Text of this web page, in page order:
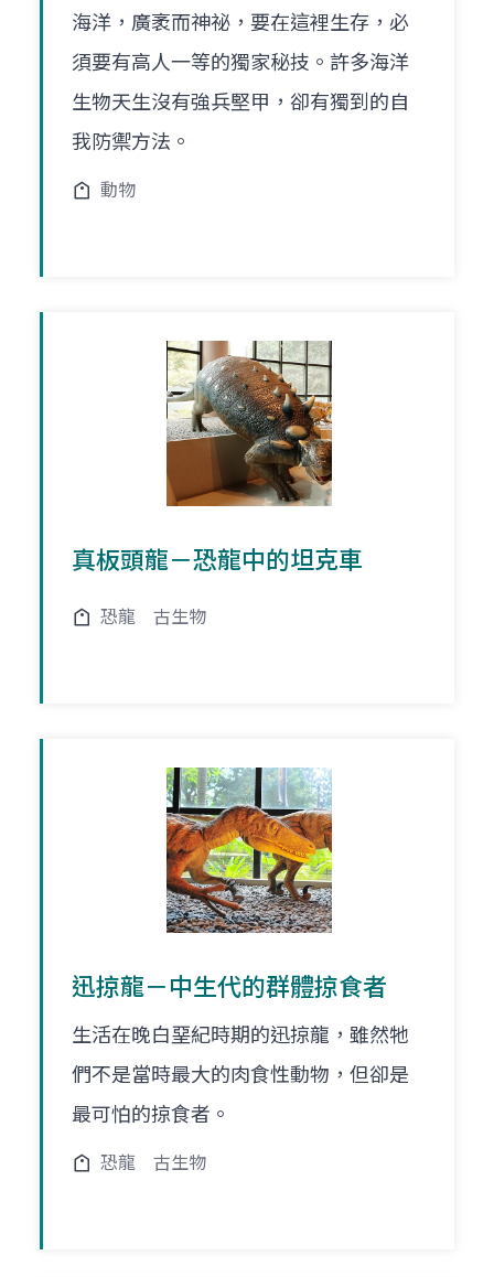
海洋，廣袤而神祕，要在這裡生存，必
須要有高人一等的獨家秘技。許多海洋
生物天生沒有強兵堅甲，卻有獨到的自
我防禦方法。
動物
真板頭龍－恐龍中的坦克車
恐龍 古生物
迅掠龍－中生代的群體掠食者
生活在晚白堊紀時期的迅掠龍，雖然牠
們不是當時最大的肉食性動物，但卻是
最可怕的掠食者。
恐龍 古生物